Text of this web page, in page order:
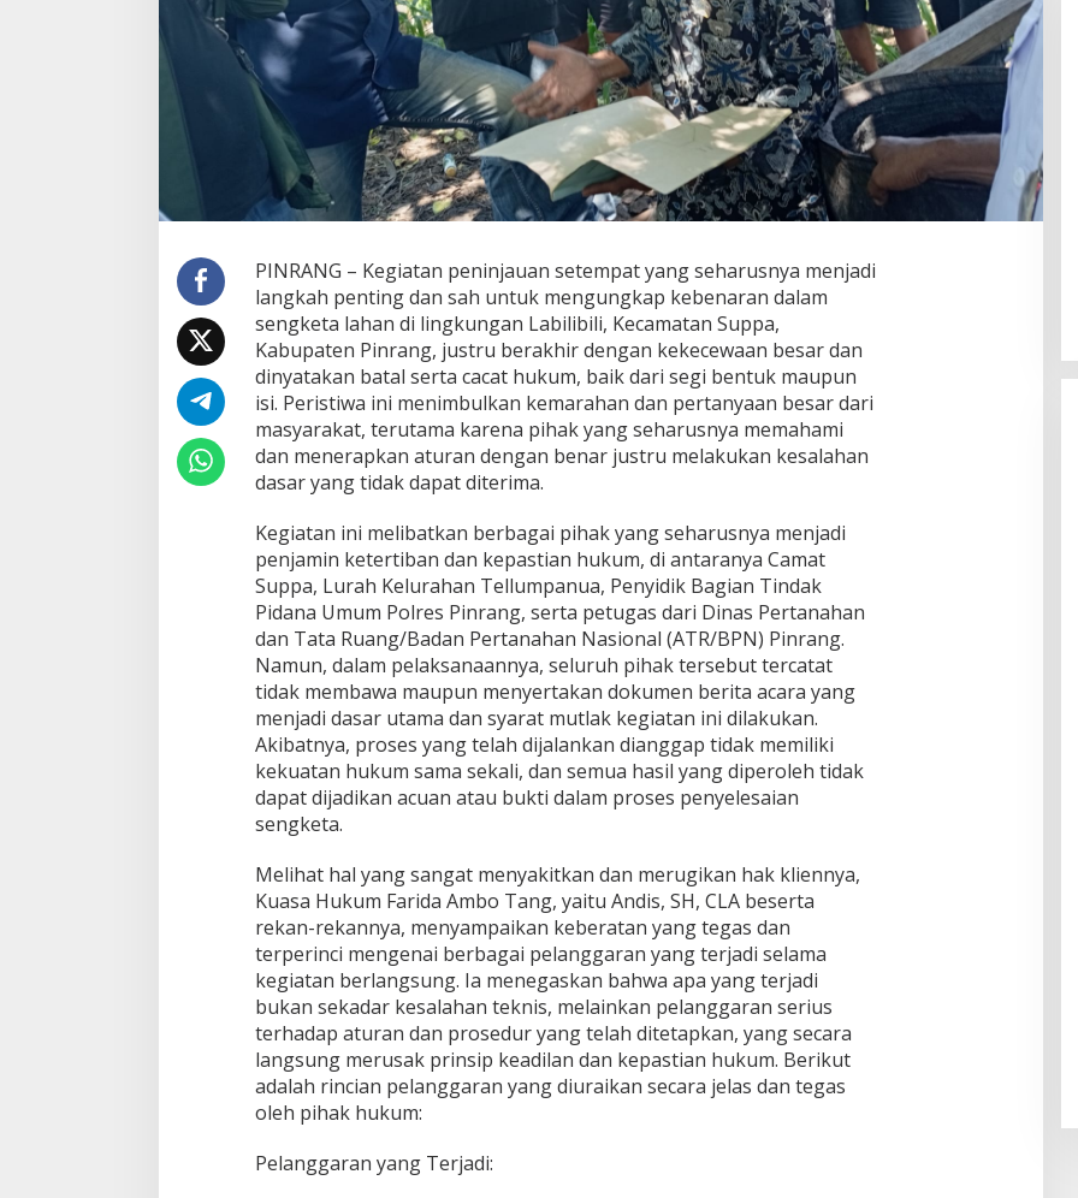
i
b
i
a
t
k
a
n
T
i
d
a
k
a
h
C
a
a
t
H
u
k
u
m
:
P
e
a
a
t
d
a
n
P
e
n
y
i
d
i
D
PINRANG – Kegiatan peninjauan setempat yang seharusnya menjadi
langkah penting dan sah untuk mengungkap kebenaran dalam
sengketa lahan di lingkungan Labilibili, Kecamatan Suppa,
Kabupaten Pinrang, justru berakhir dengan kekecewaan besar dan
dinyatakan batal serta cacat hukum, baik dari segi bentuk maupun
isi. Peristiwa ini menimbulkan kemarahan dan pertanyaan besar dari
masyarakat, terutama karena pihak yang seharusnya memahami
dan menerapkan aturan dengan benar justru melakukan kesalahan
dasar yang tidak dapat diterima.
Kegiatan ini melibatkan berbagai pihak yang seharusnya menjadi
penjamin ketertiban dan kepastian hukum, di antaranya Camat
Suppa, Lurah Kelurahan Tellumpanua, Penyidik Bagian Tindak
Pidana Umum Polres Pinrang, serta petugas dari Dinas Pertanahan
dan Tata Ruang/Badan Pertanahan Nasional (ATR/BPN) Pinrang.
Namun, dalam pelaksanaannya, seluruh pihak tersebut tercatat
tidak membawa maupun menyertakan dokumen berita acara yang
menjadi dasar utama dan syarat mutlak kegiatan ini dilakukan.
Akibatnya, proses yang telah dijalankan dianggap tidak memiliki
kekuatan hukum sama sekali, dan semua hasil yang diperoleh tidak
dapat dijadikan acuan atau bukti dalam proses penyelesaian
sengketa.
Melihat hal yang sangat menyakitkan dan merugikan hak kliennya,
Kuasa Hukum Farida Ambo Tang, yaitu Andis, SH, CLA beserta
rekan-rekannya, menyampaikan keberatan yang tegas dan
terperinci mengenai berbagai pelanggaran yang terjadi selama
kegiatan berlangsung. Ia menegaskan bahwa apa yang terjadi
bukan sekadar kesalahan teknis, melainkan pelanggaran serius
terhadap aturan dan prosedur yang telah ditetapkan, yang secara
langsung merusak prinsip keadilan dan kepastian hukum. Berikut
adalah rincian pelanggaran yang diuraikan secara jelas dan tegas
oleh pihak hukum:
Pelanggaran yang Terjadi:
ES Terancam UU ITE, Forwatu
Bungkam Pelapor!
Di Daerah, Layanan Publik, Nusantara, Organisasi,
Pemerintahan, Politik